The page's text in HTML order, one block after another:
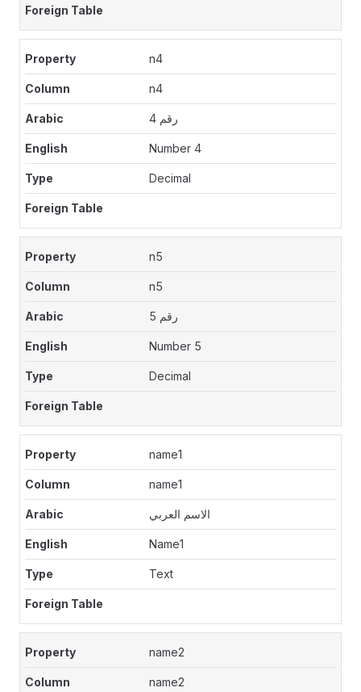
n4
n4
رقم 4
Number 4
Decimal
n5
n5
رقم 5
Number 5
Decimal
name1
name1
الاسم العربي
Name1
Text
name2
name2